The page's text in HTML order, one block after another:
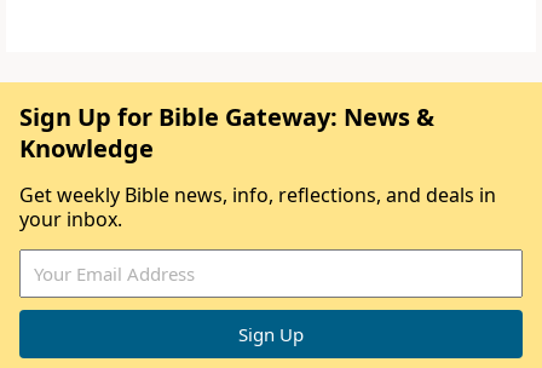
Sign Up for Bible Gateway: News &
Knowledge
Get weekly Bible news, info, reflections, and deals in
your inbox.